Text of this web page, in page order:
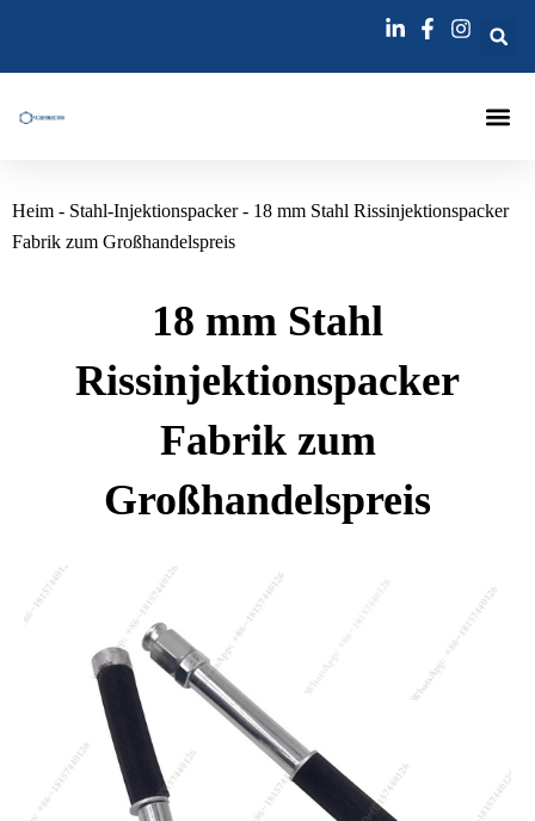
springen
Heim - Stahl-Injektionspacker- 18 mm Stahl Rissinjektionspacker
Fabrik zum Großhandelspreis
18 mm Stahl
Rissinjektionspacker
Fabrik zum
Großhandelspreis